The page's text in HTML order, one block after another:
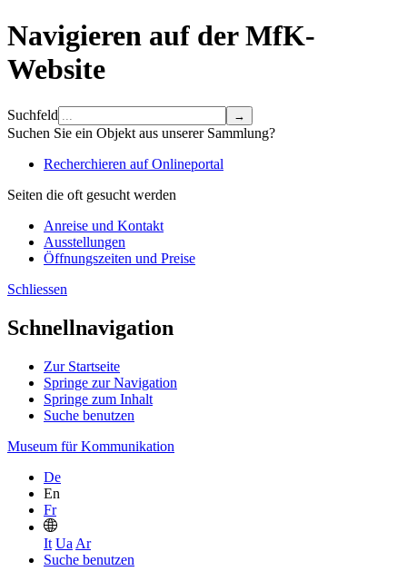
Navigieren auf der MfK-
Website
Suchfeld
Suchen Sie ein Objekt aus unserer Sammlung?
Recherchieren auf Onlineportal
Seiten die oft gesucht werden
Anreise und Kontakt
Ausstellungen
Öffnungszeiten und Preise
Schliessen
Schnellnavigation
Zur Startseite
Springe zur Navigation
Springe zum Inhalt
Suche benutzen
Museum für Kommunikation
De
En
Fr
It Ua Ar
Suche benutzen